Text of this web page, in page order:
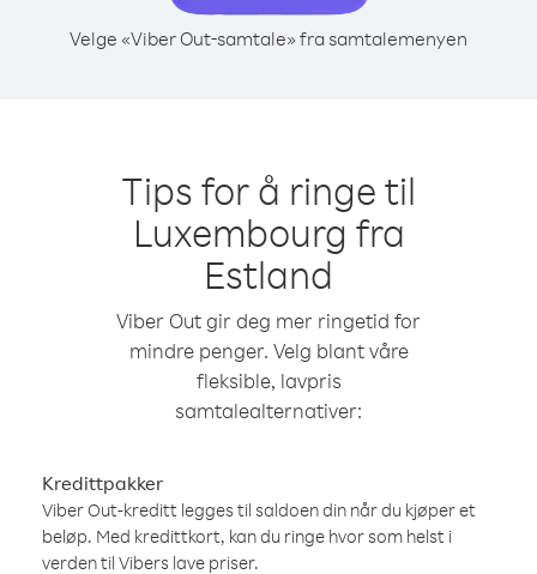
Velge «Viber Out-samtale» fra samtalemenyen
Tips for å ringe til
Luxembourg fra
Estland
Viber Out gir deg mer ringetid for
mindre penger. Velg blant våre
fleksible, lavpris
samtalealternativer:
Kredittpakker
Viber Out-kreditt legges til saldoen din når du kjøper et
beløp. Med kredittkort, kan du ringe hvor som helst i
verden til Vibers lave priser.